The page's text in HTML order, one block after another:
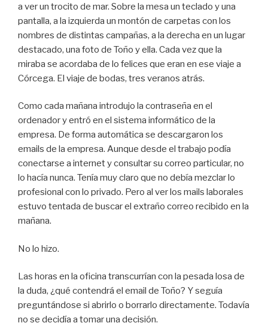
a ver un trocito de mar. Sobre la mesa un teclado y una
pantalla, a la izquierda un montón de carpetas con los
nombres de distintas campañas, a la derecha en un lugar
destacado, una foto de Toño y ella. Cada vez que la
miraba se acordaba de lo felices que eran en ese viaje a
Córcega. El viaje de bodas, tres veranos atrás.
Como cada mañana introdujo la contraseña en el
ordenador y entró en el sistema informático de la
empresa. De forma automática se descargaron los
emails de la empresa. Aunque desde el trabajo podía
conectarse a internet y consultar su correo particular, no
lo hacía nunca. Tenía muy claro que no debía mezclar lo
profesional con lo privado. Pero al ver los mails laborales
estuvo tentada de buscar el extraño correo recibido en la
mañana.
No lo hizo.
Las horas en la oficina transcurrían con la pesada losa de
la duda, ¿qué contendrá el email de Toño? Y seguía
preguntándose si abrirlo o borrarlo directamente. Todavía
no se decidía a tomar una decisión.